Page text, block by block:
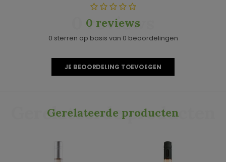
0 reviews
0 reviews
0 sterren op basis van 0 beoordelingen
JE BEOORDELING TOEVOEGEN
Gerelateerde producten
Gerelateerde producten